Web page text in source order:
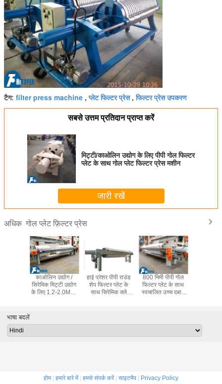
टैग: filter press machine ,प्लेट फिल्टर प्रेस,फिल्टर प्रेस उपकरण
सबसे उत्तम प्रतिदान प्राप्त करें
मिट्टी/काओलिन उद्योग के लिए पीपी गोल फिल्टर
प्लेट के साथ गोल प्लेट फिल्टर प्रेस मशीन
जारी रखें
अधिक गोल प्लेट फ़िल्टर प्रेस
काओलिन उद्योग /
सिरेमिक मिट्टी उद्योग
के लिए 1.2-2.0Mpa
हाई प्रेशर पीपी राउंड
शेप फिल्टर प्लेट के
साथ सिरेमिक क्ले
800 मिमी पीपी गोल
फिल्टर प्लेट के साथ
स्वचालित उच्च दबाव
भाषा बदलें
होम| हमारे बारे में| हमसे संपर्क करें| साइटमैप Privacy Policy